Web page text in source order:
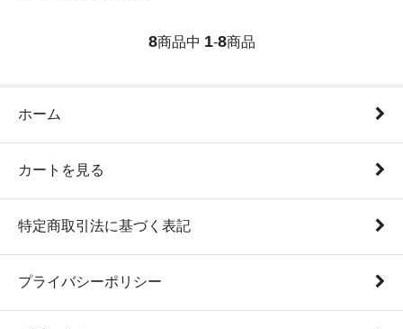
8商品中 1-8商品
ホーム
カートを見る
特定商取引法に基づく表記
プライバシーポリシー